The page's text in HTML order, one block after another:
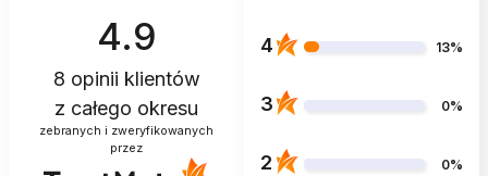
4.9
8 opinii klientów
z całego okresu
zebranych i zweryfikowanych
przez
4 13%
3 0%
2 0%